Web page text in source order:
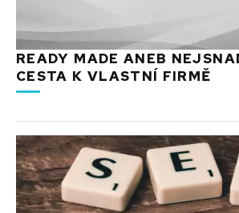
READY MADE ANEB
CESTA K VLASTNÍ FIRMĚ